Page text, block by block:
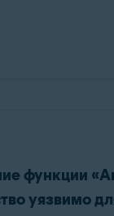
функции
уязвимо